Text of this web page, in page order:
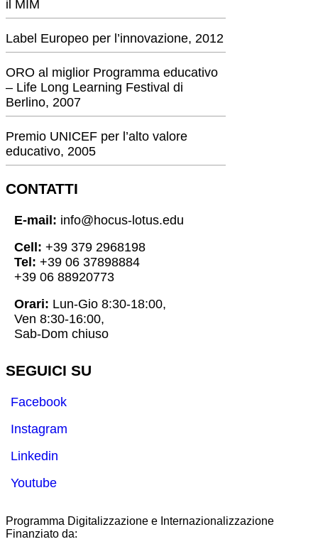
il MIM
Label Europeo per l’innovazione, 2012
ORO al miglior Programma educativo
– Life Long Learning Festival di
Berlino, 2007
Premio UNICEF per l’alto valore
educativo, 2005
CONTATTI
E-mail: info@hocus-lotus.edu
Cell: +39 379 2968198
Tel: +39 06 37898884
+39 06 88920773
Orari: Lun-Gio 8:30-18:00,
Ven 8:30-16:00,
Sab-Dom chiuso
SEGUICI SU
Facebook
Instagram
Linkedin
Youtube
Programma Digitalizzazione e Internazionalizzazione
Finanziato da: